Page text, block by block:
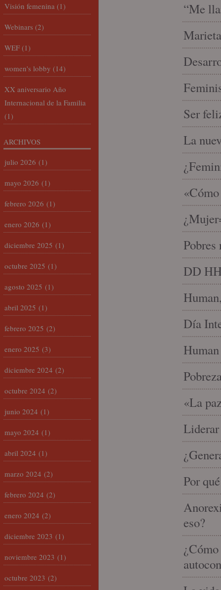
“Me
Ser
La
DD
Día
«La
Liderar
Por
eso?
Visión femenina (1)
Webinars (2)
WEF (1)
women's lobby (14)
XX aniversario Año
Internacional de la Familia
(1)
ARCHIVOS
julio 2026 (1)
mayo 2026 (1)
febrero 2026 (1)
enero 2026 (1)
diciembre 2025 (1)
octubre 2025 (1)
agosto 2025 (1)
abril 2025 (1)
febrero 2025 (2)
enero 2025 (3)
diciembre 2024 (2)
octubre 2024 (2)
junio 2024 (1)
mayo 2024 (1)
abril 2024 (1)
marzo 2024 (2)
febrero 2024 (2)
enero 2024 (2)
diciembre 2023 (1)
noviembre 2023 (1)
octubre 2023 (2)